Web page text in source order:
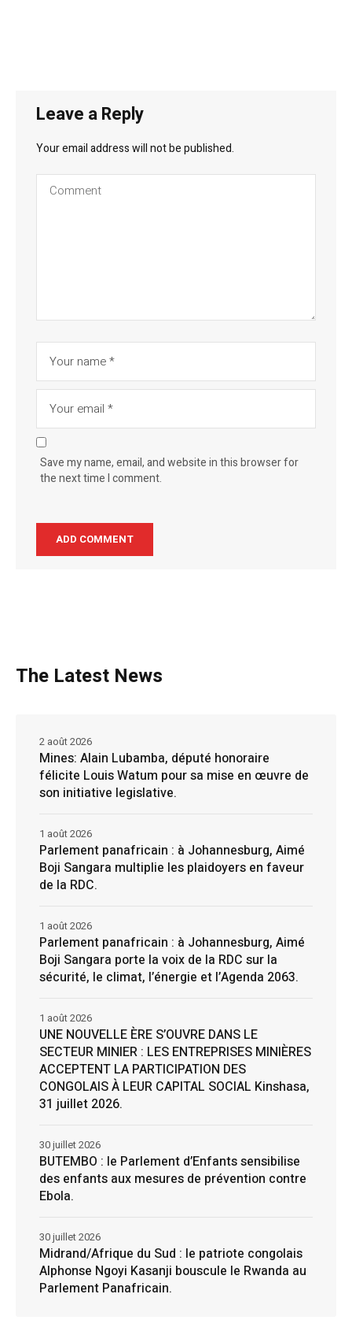
Leave a Reply
Your email address will not be published.
Save my name, email, and website in this browser for
the next time I comment.
The Latest News
Mines: Alain Lubamba, député honoraire
félicite Louis Watum pour sa mise en œuvre de
son initiative legislative.
2 août 2026
Parlement panafricain : à Johannesburg, Aimé
Boji Sangara multiplie les plaidoyers en faveur
de la RDC.
1 août 2026
Parlement panafricain : à Johannesburg, Aimé
Boji Sangara porte la voix de la RDC sur la
sécurité, le climat, l’énergie et l’Agenda 2063.
1 août 2026
UNE NOUVELLE ÈRE S’OUVRE DANS LE
SECTEUR MINIER : LES ENTREPRISES MINIÈRES
ACCEPTENT LA PARTICIPATION DES
CONGOLAIS À LEUR CAPITAL SOCIAL Kinshasa,
31 juillet 2026.
1 août 2026
BUTEMBO : le Parlement d’Enfants sensibilise
des enfants aux mesures de prévention contre
Ebola.
30 juillet 2026
Midrand/Afrique du Sud : le patriote congolais
Alphonse Ngoyi Kasanji bouscule le Rwanda au
Parlement Panafricain.
30 juillet 2026